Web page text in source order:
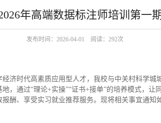
年高端数据标注师培训第一
发布时间：2026-04-01 阅读： 292次
济时代高素质应用型人才，我校与中关村科学城
，通过“理论+实操”“证书+接单”的培养模式，让
酬、享受实习就业推荐服务。现将相关事宜通知